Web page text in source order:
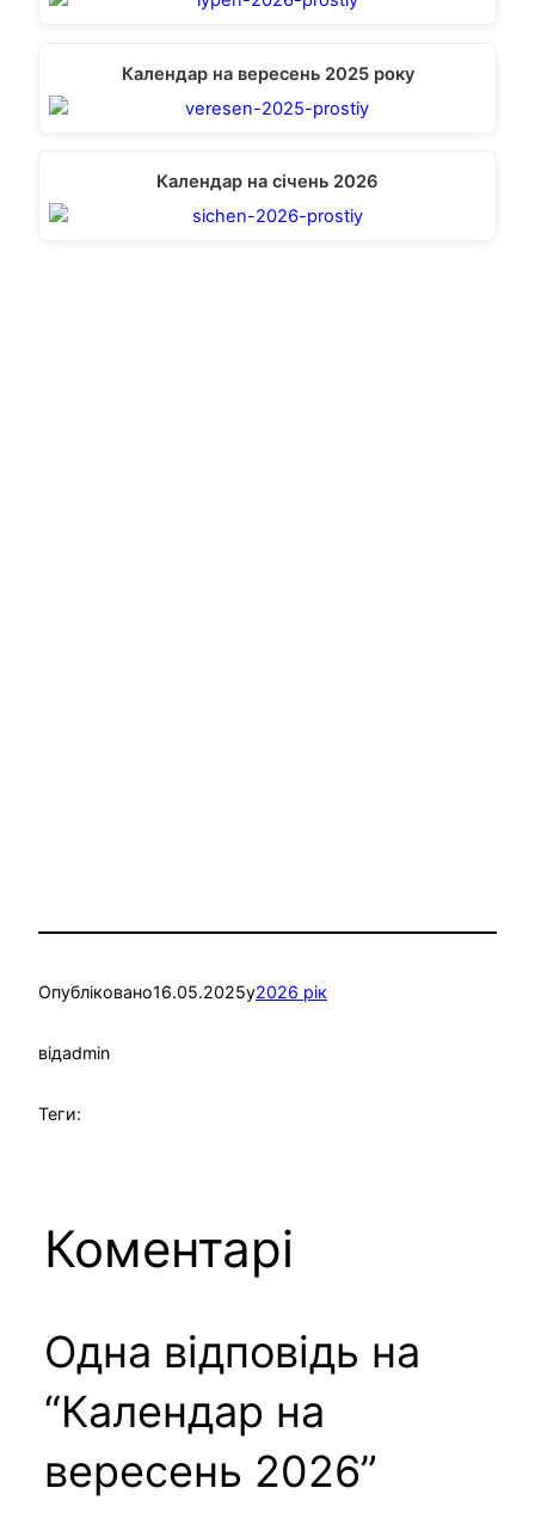
Календар на вересень 2025 року
Календар на січень 2026
Опубліковано16.05.2025у2026 рік
відadmin
Теги:
Коментарі
Одна відповідь на
“Календар на
вересень 2026”